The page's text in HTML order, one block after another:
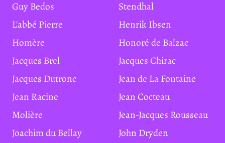
Guy Bedos
Stendhal
L'abbé Pierre
Henrik Ibsen
Homère
Honoré de Balzac
Jacques Brel
Jacques Chirac
Jacques Dutronc
Jean de La Fontaine
Jean Racine
Jean Cocteau
Molière
Jean-Jacques Rousseau
Joachim du Bellay
John Dryden